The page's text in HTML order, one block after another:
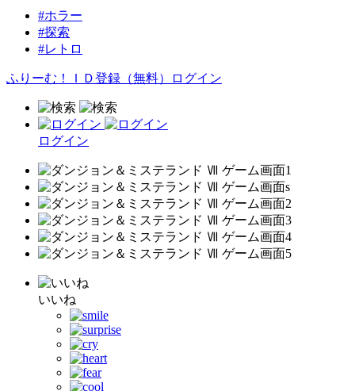
#ホラー
#探索
#レトロ
ふりーむ！ＩＤ登録（無料） ログイン
ログイン
いいね